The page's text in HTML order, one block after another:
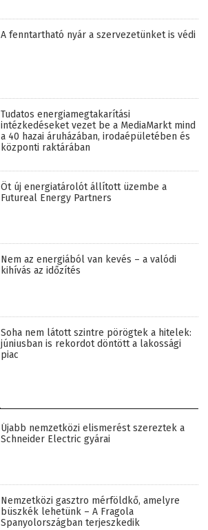
A fenntartható nyár a szervezetünket is védi
Tudatos energiamegtakarítási
intézkedéseket vezet be a MediaMarkt mind
a 40 hazai áruházában, irodaépületében és
központi raktárában
Öt új energiatárolót állított üzembe a
Futureal Energy Partners
Nem az energiából van kevés – a valódi
kihívás az időzítés
Soha nem látott szintre pörögtek a hitelek:
júniusban is rekordot döntött a lakossági
piac
Újabb nemzetközi elismerést szereztek a
Schneider Electric gyárai
Nemzetközi gasztro mérföldkő, amelyre
büszkék lehetünk – A Fragola
Spanyolországban terjeszkedik